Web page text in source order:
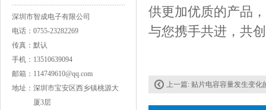
深圳市智成电子有限公司
电话： 0755-23282269
传真： 默认
手机： 13510639094
邮箱： 114749610@qq.com
地址： 深圳市宝安区西乡镇桃源大
厦3层
供更加优质的产品
与您携手共进，共
上一篇: 贴片电容容量发生变化